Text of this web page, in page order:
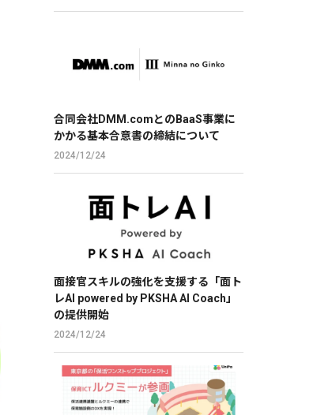
合同会社DMM.comとのBaaS事業に
かかる基本合意書の締結について
2024/12/24
面接官スキルの強化を支援する「面ト
レAI powered by PKSHA AI Coach」
の提供開始
2024/12/24